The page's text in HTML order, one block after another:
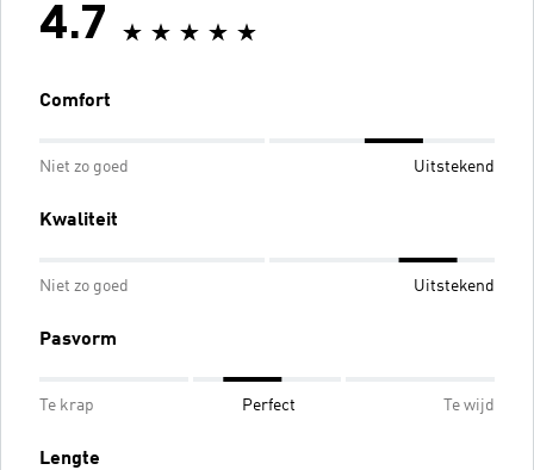
4.7
Comfort
Niet zo goed Uitstekend
Kwaliteit
Niet zo goed Uitstekend
Pasvorm
Te krap Perfect Te wijd
Lengte